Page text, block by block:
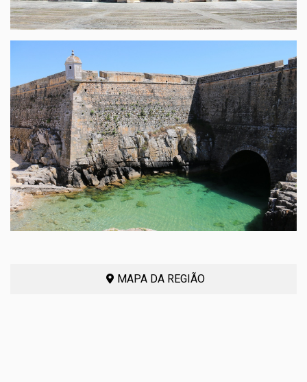
MAPA DA REGIÃO